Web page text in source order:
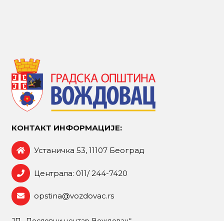
КОНТАКТ ИНФОРМАЦИЈЕ:
Устаничка 53, 11107 Београд
Централа: 011/ 244-7420
opstina@vozdovac.rs